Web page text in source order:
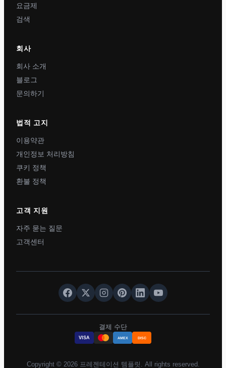
요금제
검색
회사
회사 소개
블로그
문의하기
법적 고지
이용약관
개인정보 처리방침
쿠키 정책
환불 정책
고객 지원
자주 묻는 질문
고객센터
결제 수단
VISA AMEX DISC
Copyright © 2026 프레젠테이션 템플릿. All rights reserved.